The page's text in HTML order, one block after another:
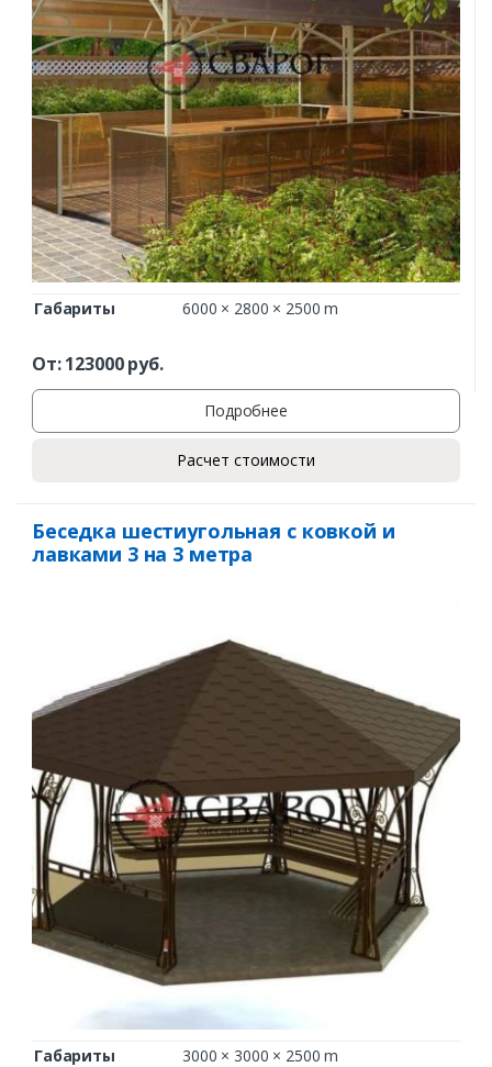
Заказать
Ваше имя*
Ваш телефон*
Комментарий к заказу
Габариты 6000 × 2800 × 2500 m
От:123000руб.
Подробнее
Расчет стоимости
Беседка шестиугольная с ковкой и
лавками 3 на 3 метра
Габариты 3000 × 3000 × 2500 m